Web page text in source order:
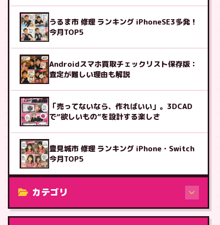
うるま市 修理 ランキング iPhoneSE3多発！
今月TOP5
Androidスマホ買取チェックリスト保存版：
査定が難しい理由も解説
「売ってないなら、作ればいい」。3DCAD
で“欲しいもの”を設計する楽しさ
豊見城市 修理 ランキング iPhone・Switch
今月TOP5
カテゴリ
修理（機種から）